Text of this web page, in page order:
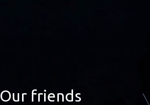
Our friends